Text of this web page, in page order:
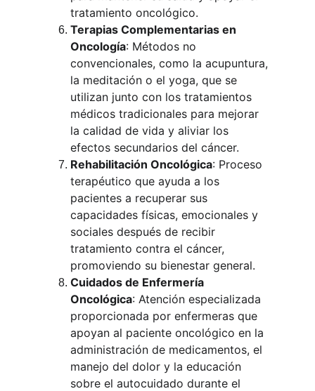
tratamiento oncológico.
Terapias Complementarias en
Oncología: Métodos no
convencionales, como la acupuntura,
la meditación o el yoga, que se
utilizan junto con los tratamientos
médicos tradicionales para mejorar
la calidad de vida y aliviar los
efectos secundarios del cáncer.
Rehabilitación Oncológica: Proceso
terapéutico que ayuda a los
pacientes a recuperar sus
capacidades físicas, emocionales y
sociales después de recibir
tratamiento contra el cáncer,
promoviendo su bienestar general.
Cuidados de Enfermería
Oncológica: Atención especializada
proporcionada por enfermeras que
apoyan al paciente oncológico en la
administración de medicamentos, el
manejo del dolor y la educación
sobre el autocuidado durante el